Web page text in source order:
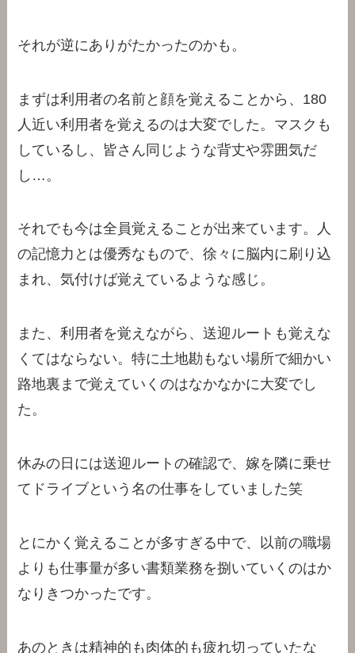
それが逆にありがたかったのかも。
まずは利用者の名前と顔を覚えることから、180
人近い利用者を覚えるのは大変でした。マスクも
しているし、皆さん同じような背丈や雰囲気だ
し…。
それでも今は全員覚えることが出来ています。人
の記憶力とは優秀なもので、徐々に脳内に刷り込
まれ、気付けば覚えているような感じ。
また、利用者を覚えながら、送迎ルートも覚えな
くてはならない。特に土地勘もない場所で細かい
路地裏まで覚えていくのはなかなかに大変でし
た。
休みの日には送迎ルートの確認で、嫁を隣に乗せ
てドライブという名の仕事をしていました笑
とにかく覚えることが多すぎる中で、以前の職場
よりも仕事量が多い書類業務を捌いていくのはか
なりきつかったです。
あのときは精神的も肉体的も疲れ切っていたな